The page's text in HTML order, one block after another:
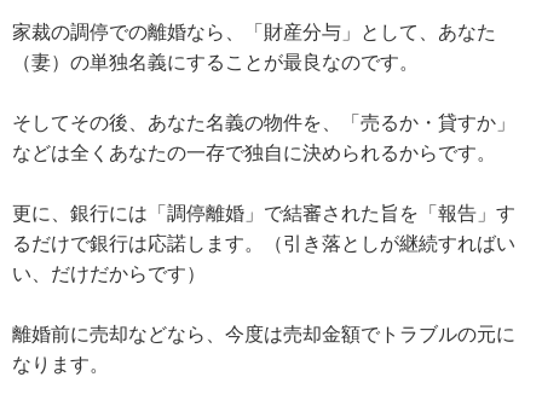
家裁の調停での離婚なら、「財産分与」として、あなた
（妻）の単独名義にすることが最良なのです。
そしてその後、あなた名義の物件を、「売るか・貸すか」
などは全くあなたの一存で独自に決められるからです。
更に、銀行には「調停離婚」で結審された旨を「報告」す
るだけで銀行は応諾します。（引き落としが継続すればい
い、だけだからです）
離婚前に売却などなら、今度は売却金額でトラブルの元に
なります。